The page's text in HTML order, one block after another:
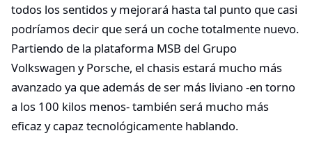
todos los sentidos y mejorará hasta tal punto que casi
podríamos decir que será un coche totalmente nuevo.
Partiendo de la plataforma MSB del Grupo
Volkswagen y Porsche, el chasis estará mucho más
avanzado ya que además de ser más liviano -en torno
a los 100 kilos menos- también será mucho más
eficaz y capaz tecnológicamente hablando.